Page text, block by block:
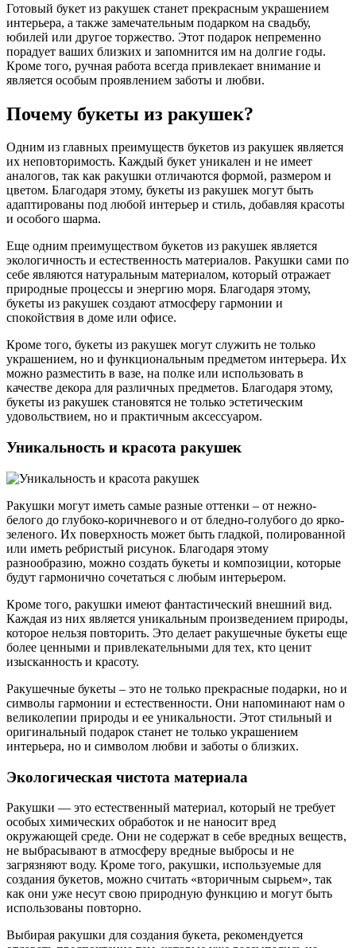
Готовый букет из ракушек станет прекрасным украшением
интерьера, а также замечательным подарком на свадьбу,
юбилей или другое торжество. Этот подарок непременно
порадует ваших близких и запомнится им на долгие годы.
Кроме того, ручная работа всегда привлекает внимание и
является особым проявлением заботы и любви.
Почему букеты из ракушек?
Одним из главных преимуществ букетов из ракушек является
их неповторимость. Каждый букет уникален и не имеет
аналогов, так как ракушки отличаются формой, размером и
цветом. Благодаря этому, букеты из ракушек могут быть
адаптированы под любой интерьер и стиль, добавляя красоты
и особого шарма.
Еще одним преимуществом букетов из ракушек является
экологичность и естественность материалов. Ракушки сами по
себе являются натуральным материалом, который отражает
природные процессы и энергию моря. Благодаря этому,
букеты из ракушек создают атмосферу гармонии и
спокойствия в доме или офисе.
Кроме того, букеты из ракушек могут служить не только
украшением, но и функциональным предметом интерьера. Их
можно разместить в вазе, на полке или использовать в
качестве декора для различных предметов. Благодаря этому,
букеты из ракушек становятся не только эстетическим
удовольствием, но и практичным аксессуаром.
Уникальность и красота ракушек
Ракушки могут иметь самые разные оттенки – от нежно-
белого до глубоко-коричневого и от бледно-голубого до ярко-
зеленого. Их поверхность может быть гладкой, полированной
или иметь ребристый рисунок. Благодаря этому
разнообразию, можно создать букеты и композиции, которые
будут гармонично сочетаться с любым интерьером.
Кроме того, ракушки имеют фантастический внешний вид.
Каждая из них является уникальным произведением природы,
которое нельзя повторить. Это делает ракушечные букеты еще
более ценными и привлекательными для тех, кто ценит
изысканность и красоту.
Ракушечные букеты – это не только прекрасные подарки, но и
символы гармонии и естественности. Они напоминают нам о
великолепии природы и ее уникальности. Этот стильный и
оригинальный подарок станет не только украшением
интерьера, но и символом любви и заботы о близких.
Экологическая чистота материала
Ракушки — это естественный материал, который не требует
особых химических обработок и не наносит вред
окружающей среде. Они не содержат в себе вредных веществ,
не выбрасывают в атмосферу вредные выбросы и не
загрязняют воду. Кроме того, ракушки, используемые для
создания букетов, можно считать «вторичным сырьем», так
как они уже несут свою природную функцию и могут быть
использованы повторно.
Выбирая ракушки для создания букета, рекомендуется